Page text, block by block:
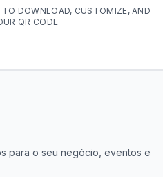
DOWNLOAD, CUSTOMIZE, AND
QR CODE
para o seu negócio, eventos e